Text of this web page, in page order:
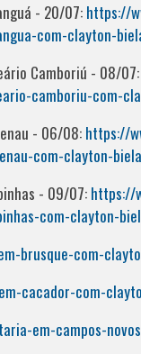
- 20/07:https://
com-clayton-
Camboriú - 08/07:
camboriu-com-
- 06/08: https://
com-clayton-
- 09/07: https://
com-clayton-
brusque-com-
cacador-com-
em-campos-